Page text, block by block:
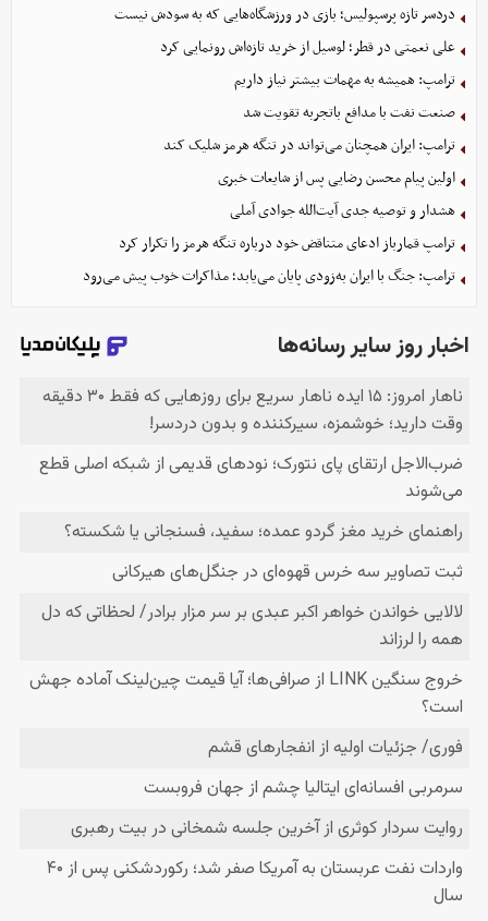
دردسر تازه پرسپولیس؛ بازی در ورزشگاه‌هایی که به سودش نیست
علی نعمتی در قطر؛ لوسیل از خرید تازه‌اش رونمایی کرد
ترامپ: همیشه به مهمات بیشتر نیاز داریم
صنعت نفت با مدافع باتجربه تقویت شد
ترامپ: ایران همچنان می‌تواند در تنگه هرمز شلیک کند
اولین پیام محسن رضایی پس از شایعات خبری
هشدار و توصیه جدی آیت‌الله جوادی آملی
ترامپ قمارباز ادعای متناقض خود درباره تنگه هرمز را تکرار کرد
ترامپ: جنگ با ایران به‌زودی پایان می‌یابد؛ مذاکرات خوب پیش می‌رود